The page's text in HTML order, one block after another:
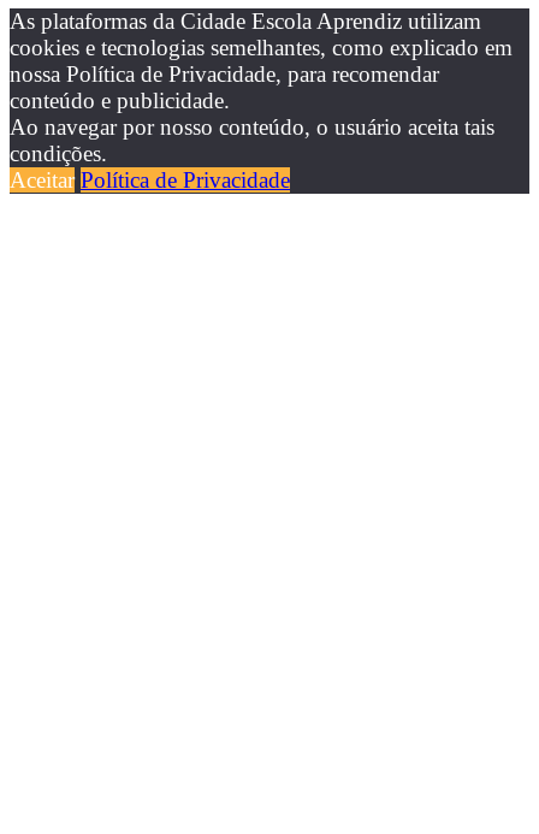
As plataformas da Cidade Escola Aprendiz utilizam
cookies e tecnologias semelhantes, como explicado em
nossa Política de Privacidade, para recomendar
conteúdo e publicidade.
Ao navegar por nosso conteúdo, o usuário aceita tais
condições.
Aceitar Política de Privacidade